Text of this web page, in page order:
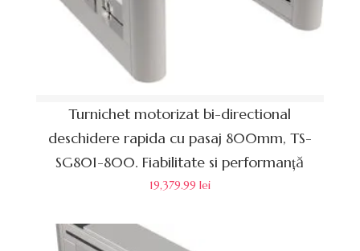
Turnichet motorizat bi-directional
deschidere rapida cu pasaj 800mm, TS-
SG801-800. Fiabilitate si performanță
19,379.99 lei